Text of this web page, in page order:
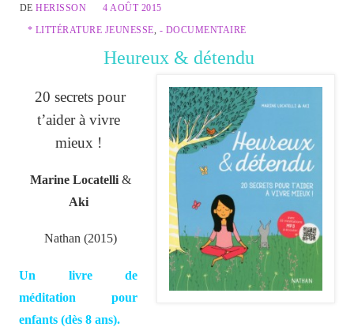
DEHERISSON
4 AOÛT 2015
* LITTÉRATURE JEUNESSE, - DOCUMENTAIRE
Heureux & détendu
20 secrets pour
t’aider à vivre
mieux !
Marine Locatelli&
Aki
Nathan (2015)
Un livre de
méditation pour
enfants (dès 8 ans).